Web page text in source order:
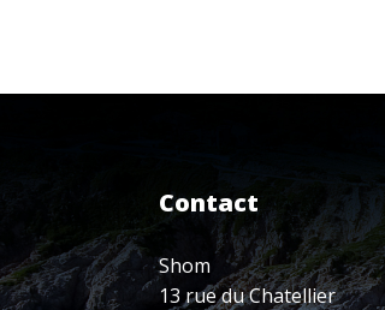
Contact
Shom
13 rue du Chatellier